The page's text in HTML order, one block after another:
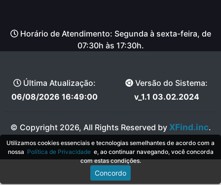
Horário de Atendimento: Segunda à sexta-feira, de
07:30h às 17:30h.
Última Atualização:
06/08/2026 16:49:00
Versão do Sistema:
v_1.1 03.02.2024
© Copyright 2026, All Rights Reserved by XFind.inc.
Utilizamos cookies essenciais e tecnologias semelhantes de acordo com a
nossa Política de Privacidadee, ao continuar navegando, você concorda
com estas condições.
Concordo